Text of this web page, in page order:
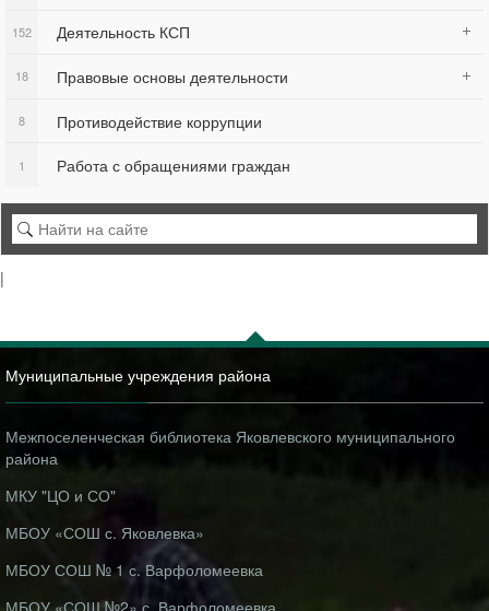
Деятельность КСП
152
Правовые основы деятельности
18
Противодействие коррупции
8
Работа с обращениями граждан
1
|
Муниципальные учреждения района
Межпоселенческая библиотека Яковлевского муниципального
района
МКУ "ЦО и СО"
МБОУ «СОШ с. Яковлевка»
МБОУ СОШ № 1 с. Варфоломеевка
МБОУ «СОШ №2» с. Варфоломеевка